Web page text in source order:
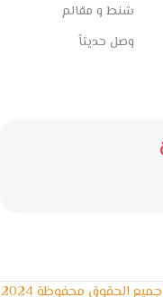
شنط و مقالم
وصل حديثاً
جميع الحقوق محفوظة 2024